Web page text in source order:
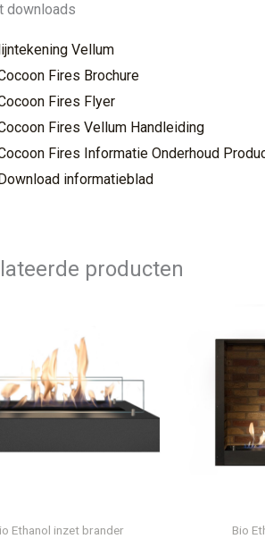
downloads
lijntekening Vellum
Fires Brochure
Fires Flyer
Fires Vellum Handleiding
Fires Informatie Onderhoud
Download informatieblad
producten
Ethanol inzet brander Bio